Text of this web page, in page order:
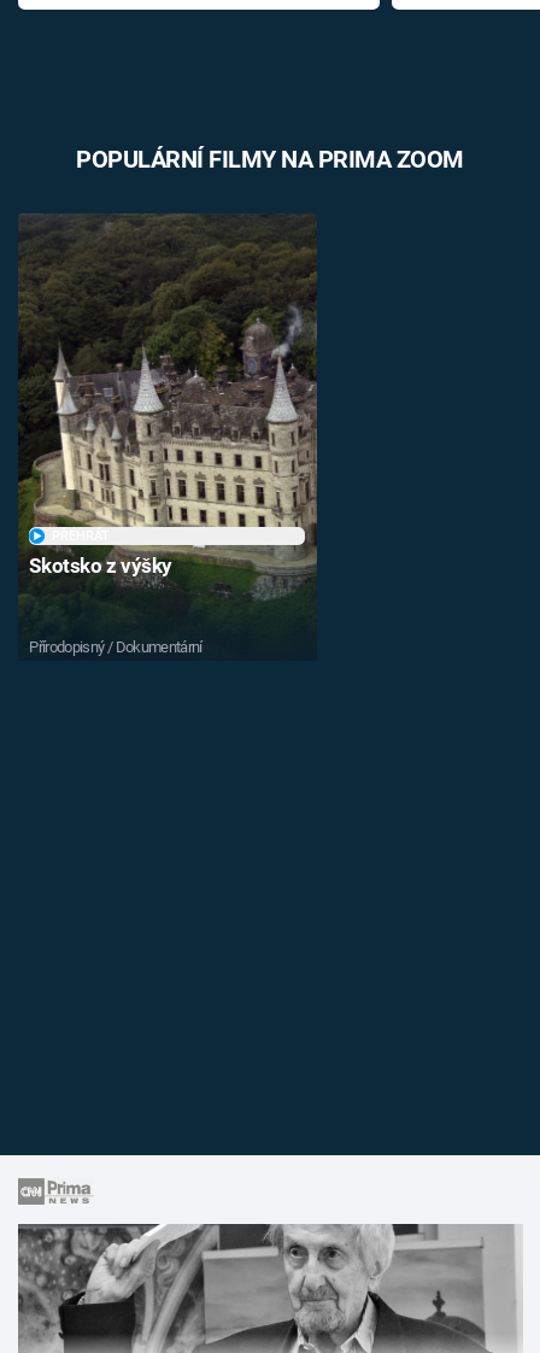
POPULÁRNÍ FILMY NA PRIMA ZOOM
Skotsko z výšky
Přírodopisný / Dokumentární